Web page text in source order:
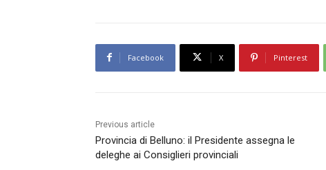
Facebook X Pinterest
Previous article
Provincia di Belluno: il Presidente assegna le
deleghe ai Consiglieri provinciali